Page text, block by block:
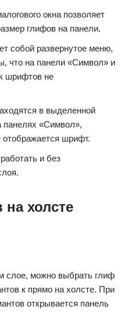
окна позволяет
глифов на панели.
собой развернутое меню,
что на панели «Символ» и
шрифтов не
в выделенной
панелях «Символ»,
шрифт.
и без
холсте
слое, можно выбрать глиф
к прямо на холсте. При
открывается панель